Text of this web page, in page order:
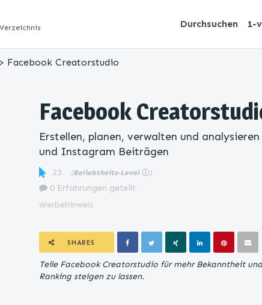
Verzeichnis Durchsuchen 1-
> Facebook Creatorstudio
Facebook
Erstellen, planen, verwalten und
und Instagram Beiträgen
23 (Beliebtheits-Level ⓘ)
0 Erfahrungen geteilt
Werbehinweis
SHARES
Teile Facebook Creatorstudio für mehr Bekanntheit
Ranking steigen zu lassen.